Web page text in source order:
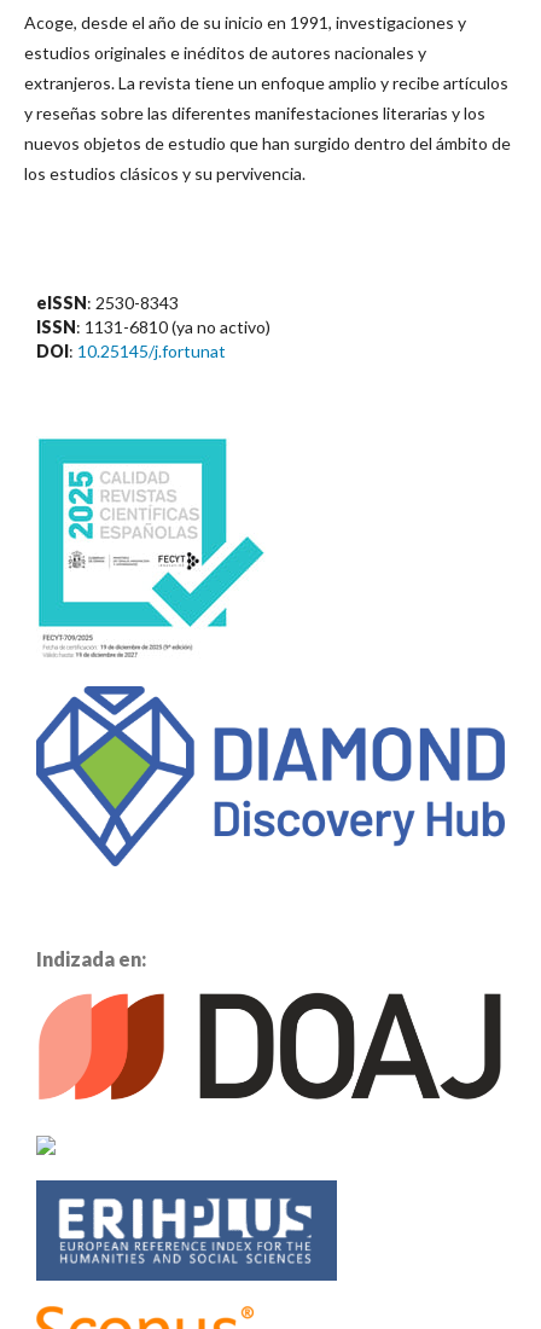
Acoge, desde el año de su inicio en 1991, investigaciones y
estudios originales e inéditos de autores nacionales y
extranjeros. La revista tiene un enfoque amplio y recibe artículos
y reseñas sobre las diferentes manifestaciones literarias y los
nuevos objetos de estudio que han surgido dentro del ámbito de
los estudios clásicos y su pervivencia.
eISSN : 2530-8343
ISSN : 1131-6810 (ya no activo)
DOI : 10.25145/j.fortunat
Indizada en: